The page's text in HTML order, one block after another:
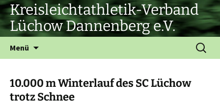
Zum
Inhalt
springen
Kreisleichtathletik-Verband
Lüchow Dannenberg e.V.
Menü
Suchen
nach:
10.000 m Winterlauf des SC Lüchow
trotz Schnee